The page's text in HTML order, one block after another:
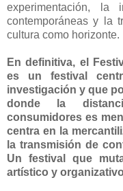
experimentación, la
contemporáneas y la
cultura como horizonte.
En definitiva, el
es un festival
investigación y que
donde la
consumidores es
centra en la
la transmisión de
Un festival que
artístico y